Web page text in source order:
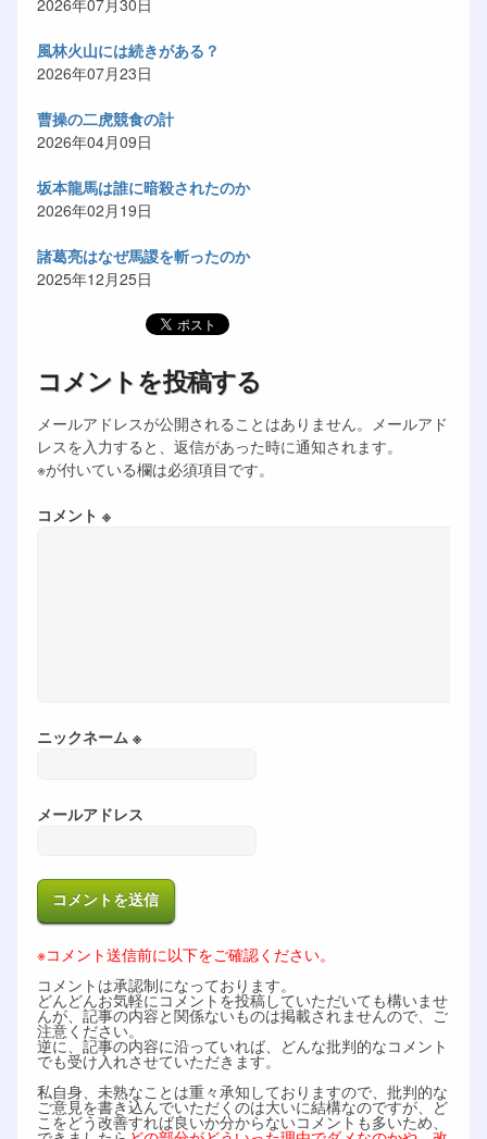
2026年07月30日
風林火山には続きがある？
2026年07月23日
曹操の二虎競食の計
2026年04月09日
坂本龍馬は誰に暗殺されたのか
2026年02月19日
諸葛亮はなぜ馬謖を斬ったのか
2025年12月25日
コメントを投稿する
メールアドレスが公開されることはありません。メールアド
レスを入力すると、返信があった時に通知されます。
※が付いている欄は必須項目です。
コメント ※
ニックネーム ※
メールアドレス
※コメント送信前に以下をご確認ください。
コメントは承認制になっております。
どんどんお気軽にコメントを投稿していただいても構いませ
んが、記事の内容と関係ないものは掲載されませんので、ご
注意ください。
逆に、記事の内容に沿っていれば、どんな批判的なコメント
でも受け入れさせていただきます。
私自身、未熟なことは重々承知しておりますので、批判的な
ご意見を書き込んでいただくのは大いに結構なのですが、ど
こをどう改善すれば良いか分からないコメントも多いため、